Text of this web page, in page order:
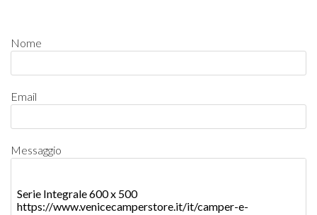
Nome
Email
Messaggio